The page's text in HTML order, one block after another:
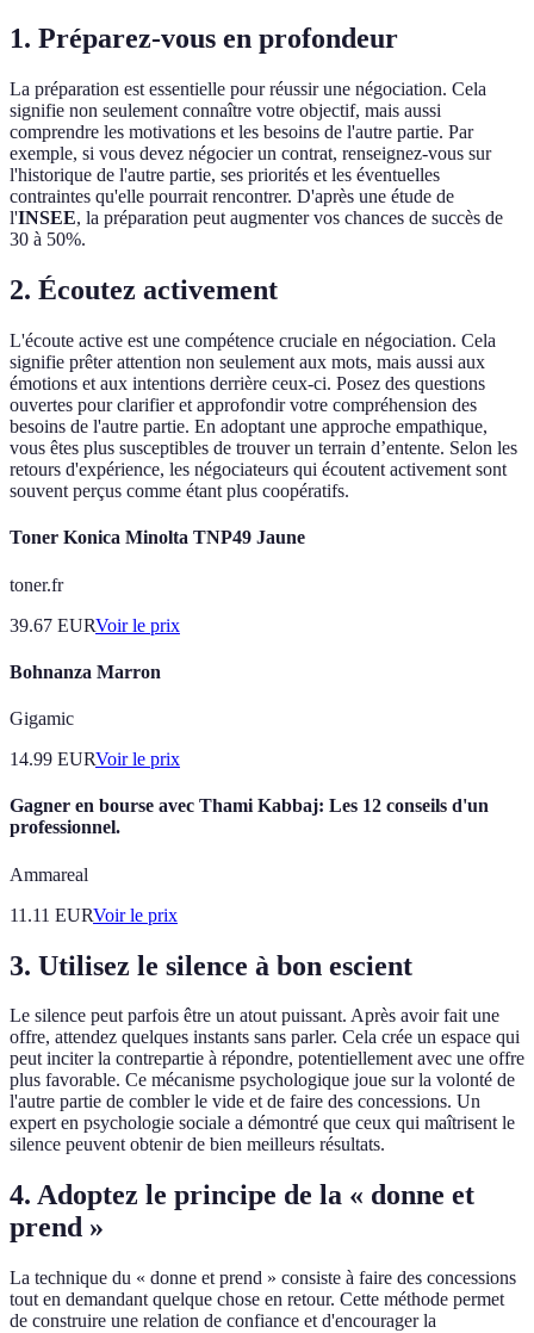
1. Préparez-vous en profondeur
La préparation est essentielle pour réussir une négociation. Cela
signifie non seulement connaître votre objectif, mais aussi
comprendre les motivations et les besoins de l'autre partie. Par
exemple, si vous devez négocier un contrat, renseignez-vous sur
l'historique de l'autre partie, ses priorités et les éventuelles
contraintes qu'elle pourrait rencontrer. D'après une étude de
l'INSEE, la préparation peut augmenter vos chances de succès de
30 à 50%.
2. Écoutez activement
L'écoute active est une compétence cruciale en négociation. Cela
signifie prêter attention non seulement aux mots, mais aussi aux
émotions et aux intentions derrière ceux-ci. Posez des questions
ouvertes pour clarifier et approfondir votre compréhension des
besoins de l'autre partie. En adoptant une approche empathique,
vous êtes plus susceptibles de trouver un terrain d’entente. Selon les
retours d'expérience, les négociateurs qui écoutent activement sont
souvent perçus comme étant plus coopératifs.
Toner Konica Minolta TNP49 Jaune
toner.fr
39.67 EURVoir le prix
Bohnanza Marron
Gigamic
14.99 EURVoir le prix
Gagner en bourse avec Thami Kabbaj: Les 12 conseils d'un
professionnel.
Ammareal
11.11 EURVoir le prix
3. Utilisez le silence à bon escient
Le silence peut parfois être un atout puissant. Après avoir fait une
offre, attendez quelques instants sans parler. Cela crée un espace qui
peut inciter la contrepartie à répondre, potentiellement avec une offre
plus favorable. Ce mécanisme psychologique joue sur la volonté de
l'autre partie de combler le vide et de faire des concessions. Un
expert en psychologie sociale a démontré que ceux qui maîtrisent le
silence peuvent obtenir de bien meilleurs résultats.
4. Adoptez le principe de la « donne et
prend »
La technique du « donne et prend » consiste à faire des concessions
tout en demandant quelque chose en retour. Cette méthode permet
de construire une relation de confiance et d'encourager la